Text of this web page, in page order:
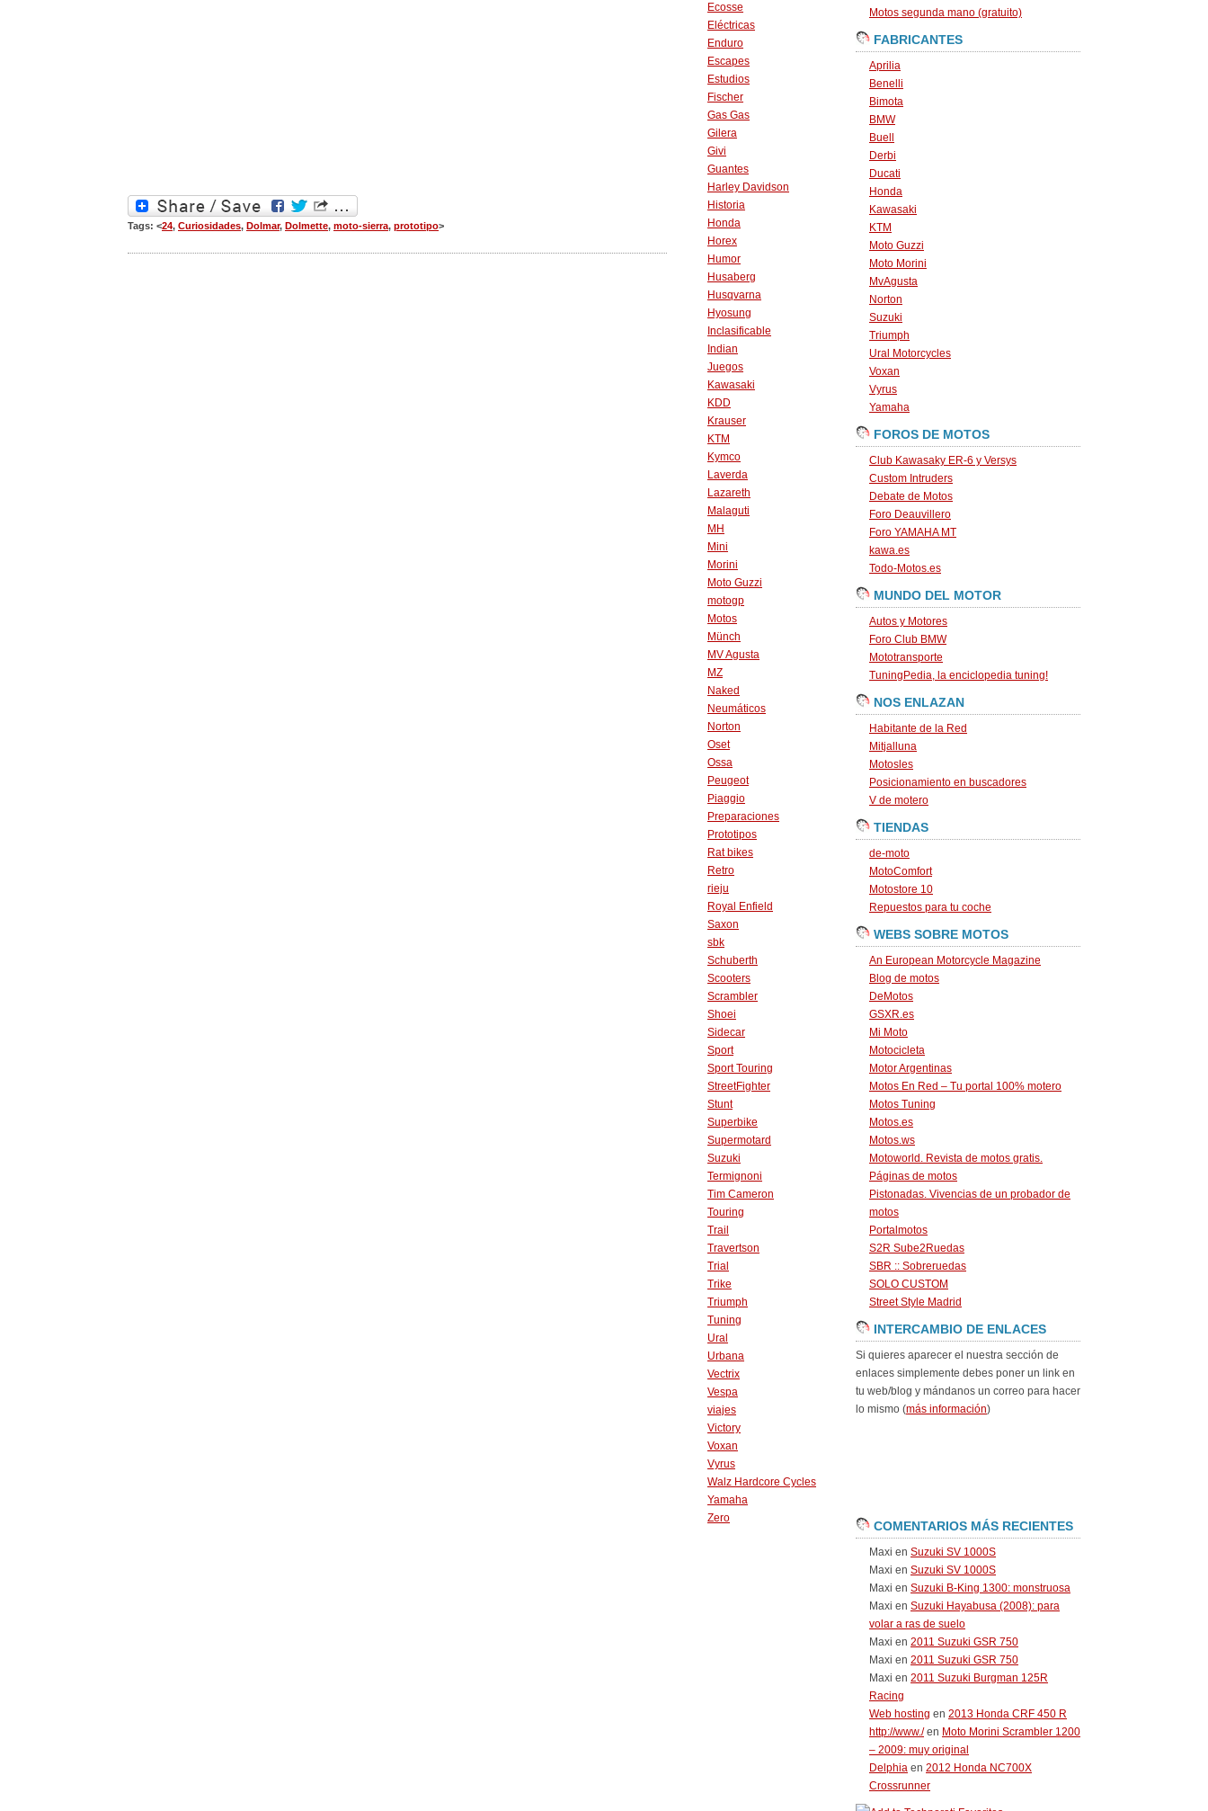
Tags: <24, Curiosidades, Dolmar, Dolmette, moto-sierra, prototipo>
Ecosse
Eléctricas
Enduro
Escapes
Estudios
Fischer
Gas Gas
Gilera
Givi
Guantes
Harley Davidson
Historia
Honda
Horex
Humor
Husaberg
Husqvarna
Hyosung
Inclasificable
Indian
Juegos
Kawasaki
KDD
Krauser
KTM
Kymco
Laverda
Lazareth
Malaguti
MH
Mini
Morini
Moto Guzzi
motogp
Motos
Münch
MV Agusta
MZ
Naked
Neumáticos
Norton
Oset
Ossa
Peugeot
Piaggio
Preparaciones
Prototipos
Rat bikes
Retro
rieju
Royal Enfield
Saxon
sbk
Schuberth
Scooters
Scrambler
Shoei
Sidecar
Sport
Sport Touring
StreetFighter
Stunt
Superbike
Supermotard
Suzuki
Termignoni
Tim Cameron
Touring
Trail
Travertson
Trial
Trike
Triumph
Tuning
Ural
Urbana
Vectrix
Vespa
viajes
Victory
Voxan
Vyrus
Walz Hardcore Cycles
Yamaha
Zero
Motos segunda mano (gratuito)
FABRICANTES
Aprilia
Benelli
Bimota
BMW
Buell
Derbi
Ducati
Honda
Kawasaki
KTM
Moto Guzzi
Moto Morini
MvAgusta
Norton
Suzuki
Triumph
Ural Motorcycles
Voxan
Vyrus
Yamaha
FOROS DE MOTOS
Club Kawasaky ER-6 y Versys
Custom Intruders
Debate de Motos
Foro Deauvillero
Foro YAMAHA MT
kawa.es
Todo-Motos.es
MUNDO DEL MOTOR
Autos y Motores
Foro Club BMW
Mototransporte
TuningPedia, la enciclopedia tuning!
NOS ENLAZAN
Habitante de la Red
Mitjalluna
Motosles
Posicionamiento en buscadores
V de motero
TIENDAS
de-moto
MotoComfort
Motostore 10
Repuestos para tu coche
WEBS SOBRE MOTOS
An European Motorcycle Magazine
Blog de motos
DeMotos
GSXR.es
Mi Moto
Motocicleta
Motor Argentinas
Motos En Red – Tu portal 100% motero
Motos Tuning
Motos.es
Motos.ws
Motoworld. Revista de motos gratis.
Páginas de motos
Pistonadas. Vivencias de un probador de
motos
Portalmotos
S2R Sube2Ruedas
SBR :: Sobreruedas
SOLO CUSTOM
Street Style Madrid
INTERCAMBIO DE ENLACES
Si quieres aparecer el nuestra sección de
enlaces simplemente debes poner un link en
tu web/blog y mándanos un correo para hacer
lo mismo (más información)
COMENTARIOS MÁS RECIENTES
Maxi en Suzuki SV 1000S
Maxi en Suzuki SV 1000S
Maxi en Suzuki B-King 1300: monstruosa
Maxi en Suzuki Hayabusa (2008): para
volar a ras de suelo
Maxi en 2011 Suzuki GSR 750
Maxi en 2011 Suzuki GSR 750
Maxi en 2011 Suzuki Burgman 125R
Racing
Web hosting en 2013 Honda CRF 450 R
http://www./en Moto Morini Scrambler 1200
– 2009: muy original
Delphia en 2012 Honda NC700X
Crossrunner